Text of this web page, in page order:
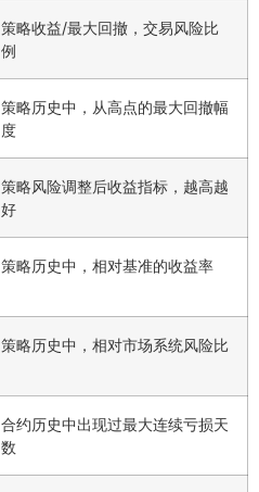
策略收益/最大回撤，交易风险比
例
策略历史中，从高点的最大回撤幅
度
策略风险调整后收益指标，越高越
好
策略历史中，相对基准的收益率
策略历史中，相对市场系统风险比
合约历史中出现过最大连续亏损天
数